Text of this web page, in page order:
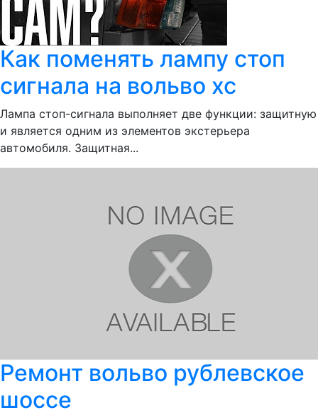
Как поменять лампу стоп
сигнала на вольво хс
Лампа стоп-сигнала выполняет две функции: защитную
и является одним из элементов экстерьера
автомобиля. Защитная...
Ремонт вольво рублевское
шоссе